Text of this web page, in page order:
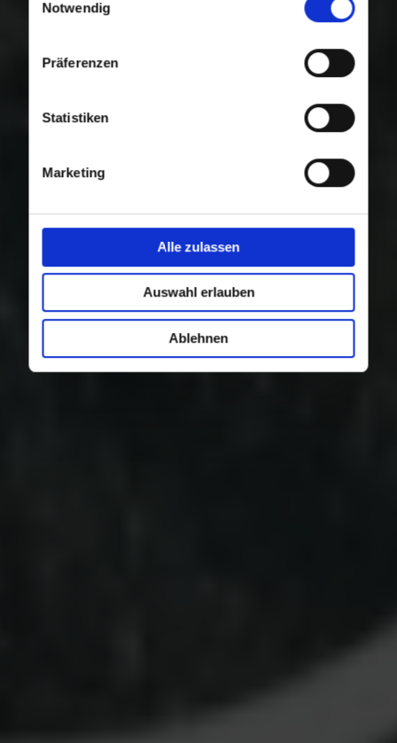
Nutzung der Dienste gesammelt haben.
Notwendig
Präferenzen
Statistiken
Marketing
Alle zulassen
Auswahl erlauben
Ablehnen